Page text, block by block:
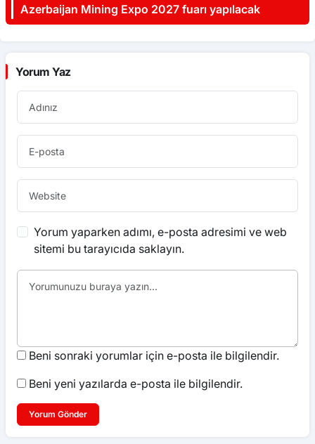
Azerbaijan Mining Expo 2027 fuarı yapılacak
Yorum Yaz
Yorum yaparken adımı, e-posta adresimi ve web
sitemi bu tarayıcıda saklayın.
Beni sonraki yorumlar için e-posta ile bilgilendir.
Beni yeni yazılarda e-posta ile bilgilendir.
Yorum Gönder